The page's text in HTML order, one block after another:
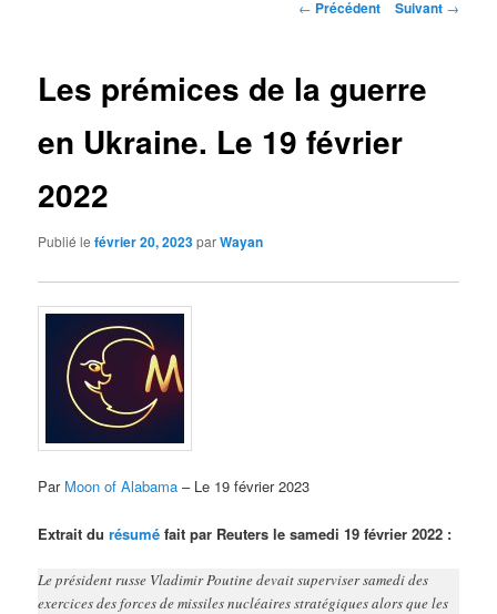
Navigation
← Précédent Suivant →
Les prémices de la guerre
en Ukraine. Le 19 février
2022
Publié lefévrier 20, 2023parWayan
Par Moon of Alabama – Le 19 février 2023
Extrait durésumé fait par Reuters le samedi 19 février 2022 :
Le président russe Vladimir Poutine devait superviser samedi des
exercices des forces de missiles nucléaires stratégiques alors que les